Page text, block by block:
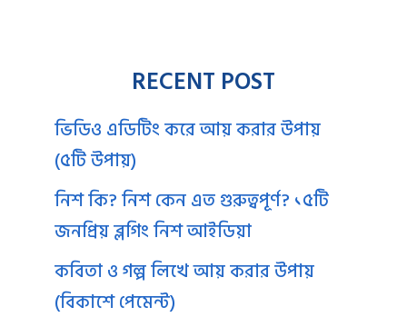
RECENT POST
ভিডিও এডিটিং করে আয় করার উপায়
(৫টি উপায়)
নিশ কি? নিশ কেন এত গুরুত্বপূর্ণ? ১৫টি
জনপ্রিয় ব্লগিং নিশ আইডিয়া
কবিতা ও গল্প লিখে আয় করার উপায়
(বিকাশে পেমেন্ট)